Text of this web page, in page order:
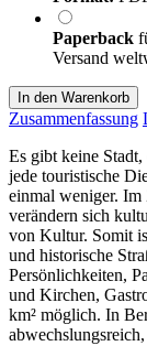
Paperback
Versand
In den Warenkorb
Zusammenfassung
Es gibt keine
jede touristische
einmal weniger. Im
verändern sich
von Kultur. Somit
und historische
Persönlichkeiten,
und Kirchen,
km² möglich. In